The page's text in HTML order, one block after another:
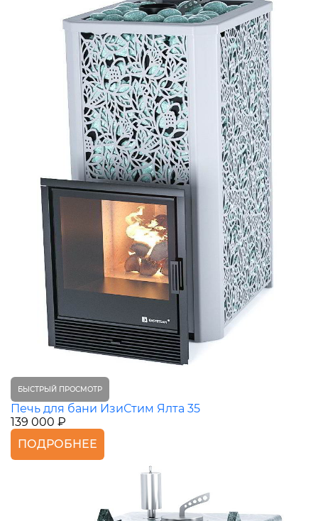
БЫСТРЫЙ ПРОСМОТР
Печь для бани ИзиСтим Ялта 35
139 000 ₽
ПОДРОБНЕЕ